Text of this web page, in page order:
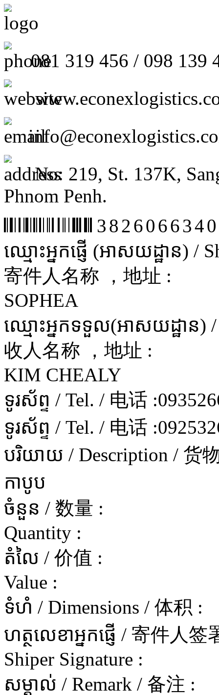
081 319 456 / 098 139
No: 219, St. 137K,
Phnom Penh.
3826066340
ឈ្មោះអ្នកផ្ញើ (អាសយដ្ឋាន) /
寄件人名称 ，地址 :
SOPHEA
ឈ្មោះអ្នកទទួល(អាសយដ្ឋាន) /
收人名称 ，地址 :
KIM CHEALY
ទូរស័ព្ទ / Tel. / 电话 :
ទូរស័ព្ទ / Tel. / 电话 :
បរិយាយ / Description / 货
កាបូប
ចំនួន / 数量 :
Quantity :
តំលៃ / 价值 :
Value :
ទំហំ / Dimensions / 体积 :
ហត្ថលេខាអ្នកផ្ញើ / 寄件人
Shiper Signature :
សម្គាល់ / Remark / 备注 :